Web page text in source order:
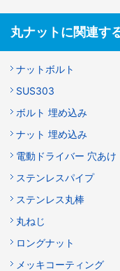
丸ナットに関連す
ナットボルト
SUS303
ボルト 埋め込み
ナット 埋め込み
電動ドライバー 穴あけ
ステンレスパイプ
ステンレス丸棒
丸ねじ
ロングナット
メッキコーティング